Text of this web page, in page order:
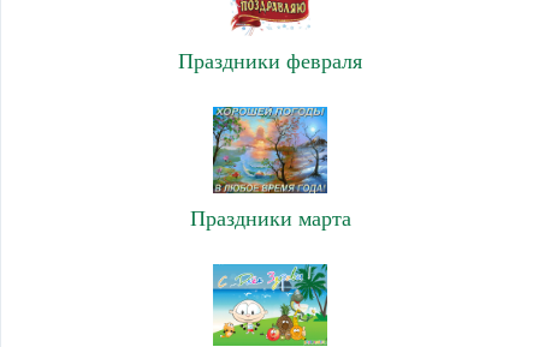
Праздники февраля
Праздники марта